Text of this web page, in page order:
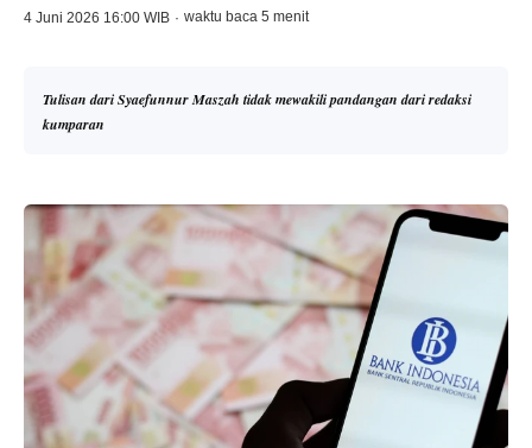
4 Juni 2026 16:00 WIB · waktu baca 5 menit
Tulisan dari Syaefunnur Maszah tidak mewakili pandangan dari redaksi
kumparan